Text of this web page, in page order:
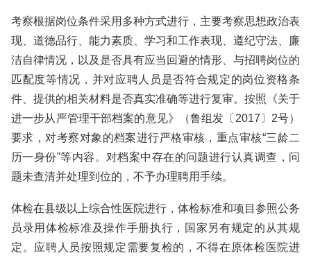
考察根据岗位条件采用多种方式进行，主要考察思想政治表
现、道德品行、能力素质、学习和工作表现、遵纪守法、廉
洁自律情况，以及是否具有应当回避的情形、与招聘岗位的
匹配度等情况，并对应聘人员是否符合规定的岗位资格条
件、提供的相关材料是否真实准确等进行复审。按照《关于
进一步从严管理干部档案的意见》（鲁组发〔2017〕2号）
要求，对考察对象的档案进行严格审核，重点审核“三龄二
历一身份”等内容。对档案中存在的问题进行认真调查，问
题未查清并处理到位的，不予办理聘用手续。
体检在县级以上综合性医院进行，体检标准和项目参照公务
员录用体检标准及操作手册执行，国家另有规定的从其规
定。应聘人员按照规定需要复检的，不得在原体检医院进